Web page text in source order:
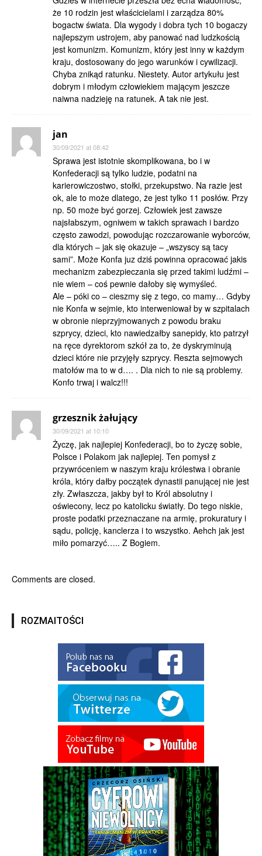
że 10 rodzin jest właścicielami i zarządza 80%
bogactw świata. Dla wygody i dobra tych 10 bogaczy
najlepszym ustrojem, aby panować nad ludzkością
jest komunizm. Komunizm, który jest inny w każdym
kraju, dostosowany do jego warunków i cywilizacji.
Chyba znikąd ratunku. Niestety. Autor artykułu jest
dobrym i młodym człowiekiem mającym jeszcze
naiwna nadzieję na ratunek. A tak nie jest.
jan
30/09/2021 at 08:42
Sprawa jest istotnie skomplikowana, bo i w
Konfederacji są tylko ludzie, podatni na
karierowiczostwo, stołki, przekupstwo. Na razie jest
ok, ale to może dlatego, że jest tylko 11 posłów. Przy
np. 50 może być gorzej. Człowiek jest zawsze
najsłabszym, ogniwem w takich sprawach i bardzo
często zawodzi, powodując rozczarowanie wyborców,
dla których – jak się okazuje – „wszyscy są tacy
sami”. Może Konfa juz dziś powinna opracować jakis
mechanizm zabezpieczania się przed takimi ludźmi –
nie wiem – coś pewnie dałoby się wymyśleć.
Ale – póki co – cieszmy się z tego, co mamy… Gdyby
nie Konfa w sejmie, kto interweniował by w szpitalach
w obronie nieprzyjmowanych z powodu braku
szprycy, dzieci, kto nawiedzałby sanepidy, kto patrzył
na ręce dyrektorom szkół za to, że dyskryminują
dzieci które nie przyjęły szprycy. Reszta sejmowych
matołów ma to w d…. . Dla nich to nie są problemy.
Konfo trwaj i walcz!!!
grzesznik żałujący
30/09/2021 at 10:10
Życzę, jak najlepiej Konfederacji, bo to życzę sobie,
Polsce i Polakom jak najlepiej. Ten pomysł z
przywróceniem w naszym kraju królestwa i obranie
króla, który dałby początek dynastii panującej nie jest
zły. Zwłaszcza, jakby był to Król absolutny i
oświecony, lecz po katolicku światły. Do tego niskie,
proste podatki przeznaczane na armię, prokuratury i
sądu, policję, kanclerza i to wszystko. Aehch jak jest
miło pomarzyć….. Z Bogiem.
Comments are closed.
ROZMAITOŚCI